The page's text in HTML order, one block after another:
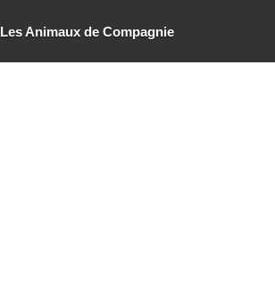
Les Animaux de Compagnie